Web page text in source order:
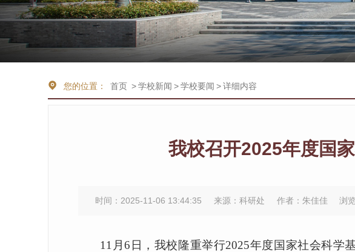
您的位置： 首页 >学校新闻 > 学校要闻 > 详细内容
我校召开2025年度国
时间：2025-11-06 13:44:35 来源：科研处 作者：朱佳佳 浏
11月6日，我校隆重举行2025年度国家社会科学